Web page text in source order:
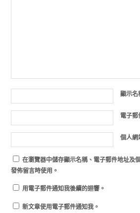
顯示名
電子郵
個人網
在瀏覽器中儲存顯示名稱、電子郵件地址及
發佈留言時使用。
用電子郵件通知我後續的迴響。
新文章使用電子郵件通知我。